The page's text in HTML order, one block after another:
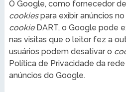
O Google, como fornecedor
cookiespara exibir anúncios
cookieDART, o Google pode
nas visitas que o leitor fez a
usuários podem desativar o
Política de Privacidade da
anúncios do Google.